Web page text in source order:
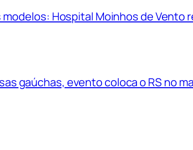
modelos: Hospital Moinhos de
gaúchas, evento coloca o RS no